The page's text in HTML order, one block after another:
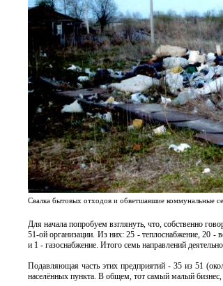
Свалка бытовых отходов и обветшавшие коммунальные
Для начала попробуем взглянуть, что, собственно
51-ой организации. Из них: 25 - теплоснабжение, 20
и 1 - газоснабжение. Итого семь направлений
Подавляющая часть этих предприятий - 35 из 51
населённых пункта. В общем, тот самый малый